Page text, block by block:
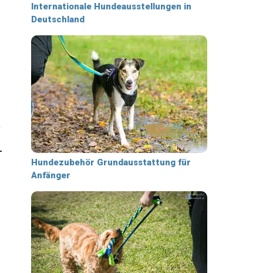
Internationale Hundeausstellungen in
Deutschland
Hundezubehör Grundausstattung für
Anfänger